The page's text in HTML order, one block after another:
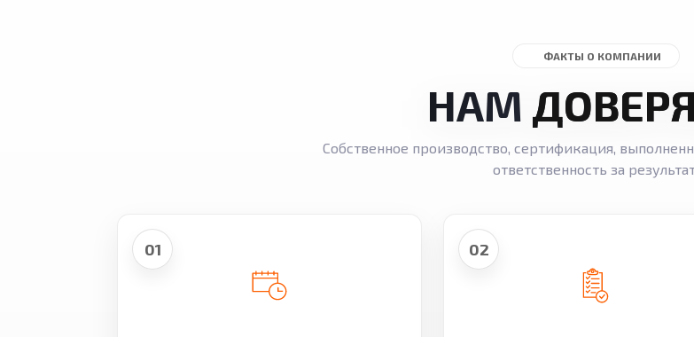
ФАКТЫ О КОМПАНИИ
НАМ
Собственное производство, сертификация,
ответственность за
01 02